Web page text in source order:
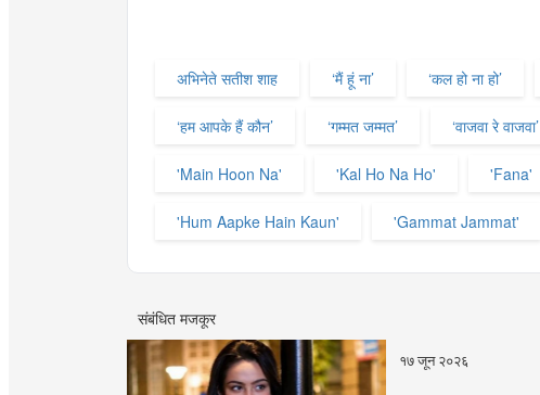
अभिनेते सतीश शाह ‘मैं हूं ना’ ‘कल हो ना हो’
‘हम आपके हैं कौन’ ‘गम्मत जम्मत’ ‘वाजवा रे वाजवा’
'Main Hoon Na' 'Kal Ho Na Ho' 'Fana'
'Hum Aapke Hain Kaun' 'Gammat Jammat'
संबंधित मजकूर
१७ जून २०२६